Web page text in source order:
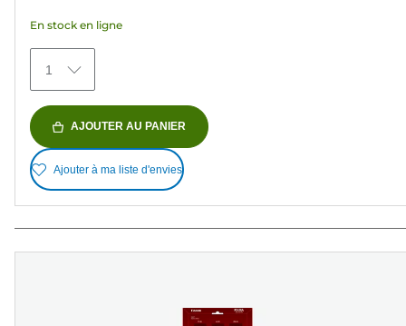
66
avis
En stock en ligne
1
AJOUTER AU PANIER
Ajouter à ma liste d'envies